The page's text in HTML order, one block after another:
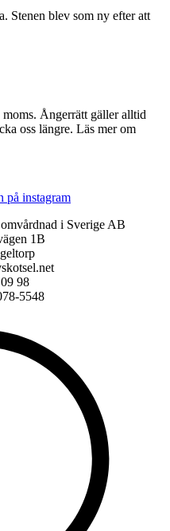
Stenen blev som ny efter att
Ångerrätt gäller alltid
oss längre. Läs mer om
på instagram
i Sverige AB
1B
98
5548